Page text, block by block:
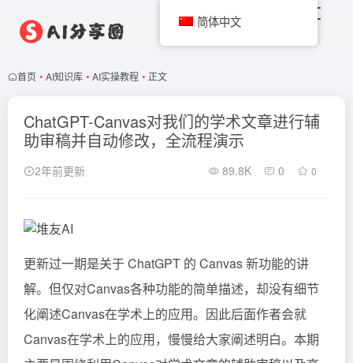
首页 • AI知识库 • AI实操教程 • 正文
ChatGPT-Canvas对我们的学术文章进行辅
助审稿并自动修改，全流程演示
2年前更新 89.8K 0 0
更新过一期是关于ChatGPT 的 Canvas 新功能的讲
解。但仅对Canvas各种功能的简单描述，却没有细节
化阐述Canvas在学术上的应用。因此后面作者会就
Canvas在学术上的应用，慢慢给大家阐述明白。本期
简体中文